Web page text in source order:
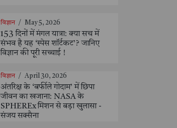
विज्ञान / May 5, 2026
153 दिनों में मंगल यात्रा: क्या सच में
संभव है यह ‘स्पेस शॉर्टकट’? जानिए
विज्ञान की पूरी सच्चाई !
विज्ञान / April 30, 2026
अंतरिक्ष के ‘बर्फीले गोदाम’ में छिपा
जीवन का खजाना: NASA के
SPHEREx मिशन से बड़ा खुलासा -
संजय सक्सैना